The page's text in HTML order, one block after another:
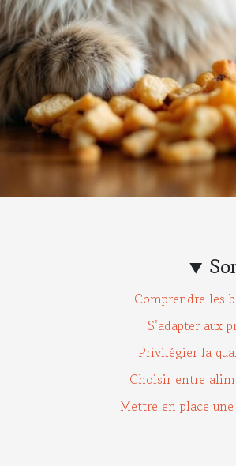
Comprendre les
S’adapter aux
Privilégier la
Choisir entre
Mettre en place